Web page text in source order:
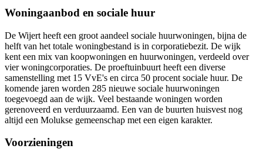
Woningaanbod en sociale huur
De Wijert heeft een groot aandeel sociale huurwoningen, bijna de
helft van het totale woningbestand is in corporatiebezit. De wijk
kent een mix van koopwoningen en huurwoningen, verdeeld over
vierwoningcorporaties. De proeftuinbuurt heeft een diverse
samenstelling met 15 VvE's en circa 50 procent sociale huur. De
komende jaren worden 285 nieuwe sociale huurwoningen
toegevoegd aan de wijk. Veel bestaande woningen worden
gerenoveerd en verduurzaamd. Een van de buurten huisvest nog
altijd een Molukse gemeenschap met een eigen karakter.
Voorzieningen